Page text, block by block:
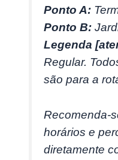
Ponto A:
Ponto B:
Legenda
Regular.
são para a
Recomenda-
horários e
diretamente